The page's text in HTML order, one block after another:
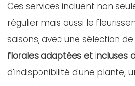
Ces services incluent non
régulier mais aussi le
saisons, avec une sélection de
florales adaptées et incluses
d'indisponibilité d'une plante,